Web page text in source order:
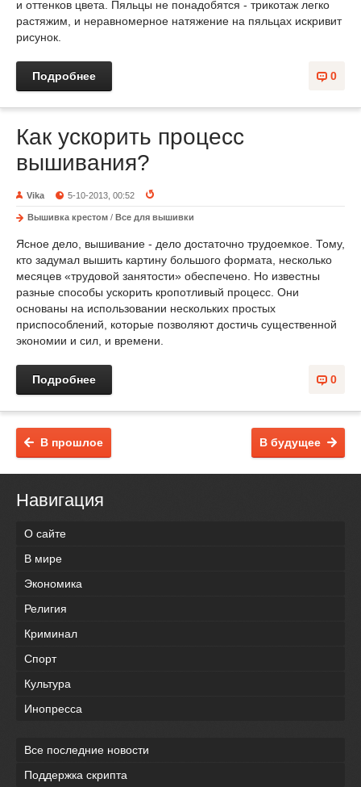
и оттенков цвета. Пяльцы не понадобятся - трикотаж легко
растяжим, и неравномерное натяжение на пяльцах искривит
рисунок.
0
Подробнее
Как ускорить процесс
вышивания?
Vika 5-10-2013, 00:52
Вышивка крестом / Все для вышивки
Ясное дело, вышивание - дело достаточно трудоемкое. Тому,
кто задумал вышить картину большого формата, несколько
месяцев «трудовой занятости» обеспечено. Но известны
разные способы ускорить кропотливый процесс. Они
основаны на использовании нескольких простых
приспособлений, которые позволяют достичь существенной
экономии и сил, и времени.
0
Подробнее
В будущее
В прошлое
Навигация
О сайте
В мире
Экономика
Религия
Криминал
Спорт
Культура
Инопресса
Все последние новости
Поддержка скрипта